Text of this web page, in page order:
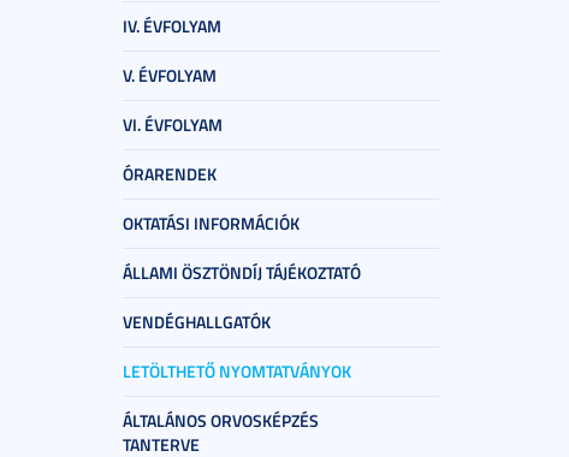
IV. ÉVFOLYAM
V. ÉVFOLYAM
VI. ÉVFOLYAM
ÓRARENDEK
OKTATÁSI INFORMÁCIÓK
ÁLLAMI ÖSZTÖNDÍJ TÁJÉKOZTATÓ
VENDÉGHALLGATÓK
LETÖLTHETŐ NYOMTATVÁNYOK
ÁLTALÁNOS ORVOSKÉPZÉS
TANTERVE